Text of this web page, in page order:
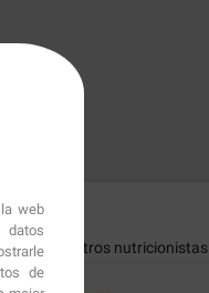
web
datos
de
por nuestros nutricionistas